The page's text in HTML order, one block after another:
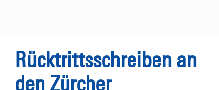
Rücktrittsschreiben an
den Zürcher